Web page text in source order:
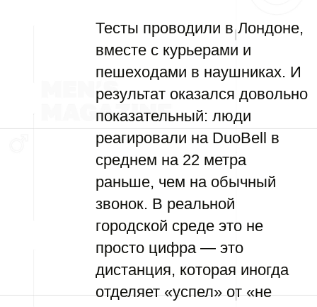
Тесты проводили в Лондоне,
вместе с курьерами и
пешеходами в наушниках. И
результат оказался довольно
показательный: люди
реагировали на DuoBell в
среднем на 22 метра
раньше, чем на обычный
звонок. В реальной
городской среде это не
просто цифра — это
дистанция, которая иногда
отделяет «успел» от «не